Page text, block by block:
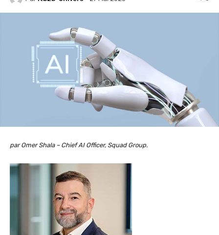
par Omer Shala – Chief AI Officer, Squad Group.